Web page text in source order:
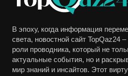
В эпоху, когда информация
света, новостной сайт TopQaz24
роли проводника, который не
актуальные события, но и
мир знаний и инсайтов. Этот